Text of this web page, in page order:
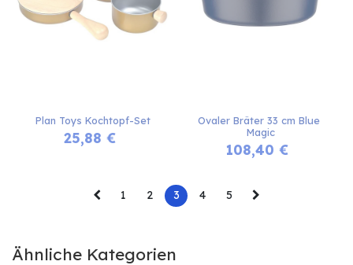
Plan Toys Kochtopf-Set
25,88 €
Ovaler Bräter 33 cm Blue
Magic
108,40 €
1 2 3 4 5
Ähnliche Kategorien